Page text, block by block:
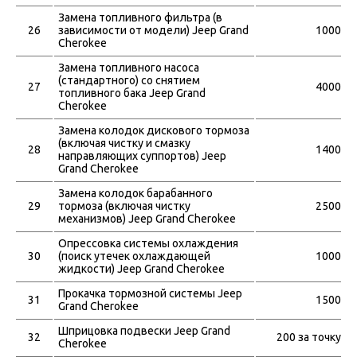
26
Замена топливного фильтра (в
зависимости от модели) Jeep Grand
Cherokee
1000
27
Замена топливного насоса
(стандартного) со снятием
топливного бака Jeep Grand
Cherokee
4000
28
Замена колодок дискового тормоза
(включая чистку и смазку
направляющих суппортов) Jeep
Grand Cherokee
1400
29
Замена колодок барабанного
тормоза (включая чистку
механизмов) Jeep Grand Cherokee
2500
30
Опрессовка системы охлаждения
(поиск утечек охлаждающей
жидкости) Jeep Grand Cherokee
1000
31
Прокачка тормозной системы Jeep
Grand Cherokee
1500
32
Шприцовка подвески Jeep Grand
Cherokee
200 за точку